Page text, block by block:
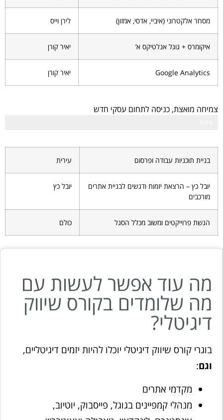
מסחר אלקטרוני (איביי, אדסי, אמזון) לירן וייס
איקומרס + גוגל אנלטיקס א’ יאיר קורן
Google Analytics יאיר קורן
צמיחה מואצת, כניסה לתחום עסקי חדש
בניית תוכניות עבודה ופרסום עירית
יובל כץ – הרצאת יזמות ודגשים לבניית אתרים
מורכבים
יובל כץ
הגשת פרוייקטים ומשוב מכלל הסגל כולם
מה עוד אפשר לעשות עם
מה שלומדים בקורס שיווק
דיגיטלי?
בוגרי קורס שיווק דיגיטלי יוכלו להיות יזמים דיגיטליים,
וגם:
מקדמי אתרים
מנהלי קמפיינים בגוגל, פייסבוק, יוטיוב,